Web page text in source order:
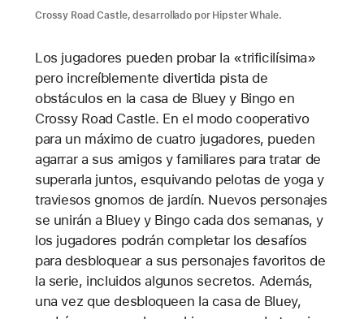
Crossy Road Castle, desarrollado por Hipster Whale.
Los jugadores pueden probar la «trificilísima»
pero increíblemente divertida pista de
obstáculos en la casa de Bluey y Bingo en
Crossy Road Castle. En el modo cooperativo
para un máximo de cuatro jugadores, pueden
agarrar a sus amigos y familiares para tratar de
superarla juntos, esquivando pelotas de yoga y
traviesos gnomos de jardín. Nuevos personajes
se unirán a Bluey y Bingo cada dos semanas, y
los jugadores podrán completar los desafíos
para desbloquear a sus personajes favoritos de
la serie, incluidos algunos secretos. Además,
una vez que desbloqueen la casa de Bluey,